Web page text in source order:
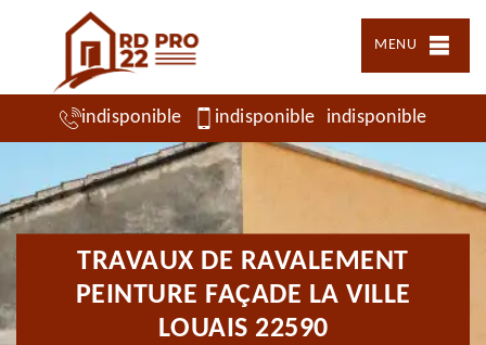
MENU
indisponible indisponible indisponible
TRAVAUX DE RAVALEMENT
PEINTURE FAÇADE LA VILLE
LOUAIS 22590